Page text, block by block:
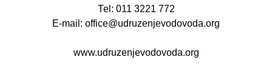
Теl: 011 3221 772
E-mail: office@udruzenjevodovoda.org
www.udruzenjevodovoda.org